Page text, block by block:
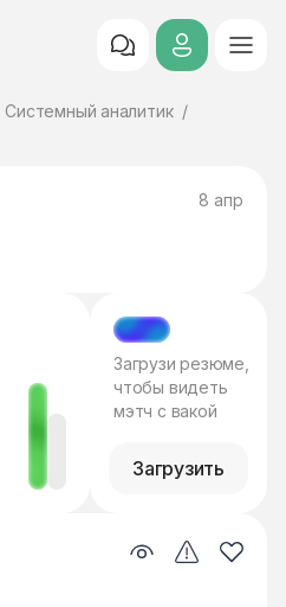
Системный аналитик
8 апр
МЭТЧ
Загрузи резюме,
чтобы видеть
мэтч с вакой
Загрузить